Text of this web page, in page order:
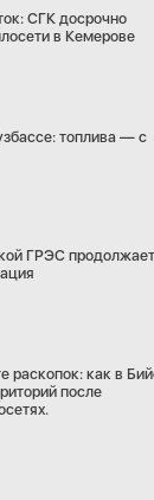
СГК досрочно
в Кемерове
топлива — с
ГРЭС
раскопок: как в
после